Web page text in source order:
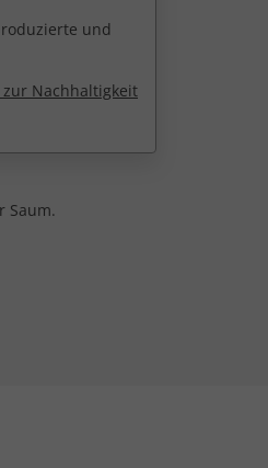
und
Nachhaltigkeit
Saum.